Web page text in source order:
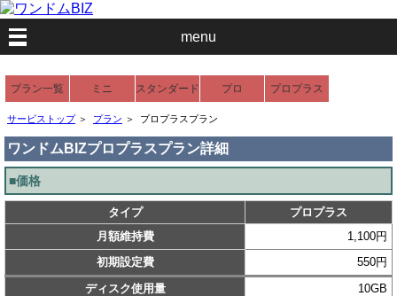
menu
プラン一覧 ミニ スタンダード プロ プロプラス
利用可能なア
プリ
サービストップ ＞ プラン ＞ プロプラスプラン
ワンドムBIZプロプラスプラン詳細
■価格
タイプ
プロプラス
月額維持費
1,100円
初期設定費
550円
ディスク使用量
10GB